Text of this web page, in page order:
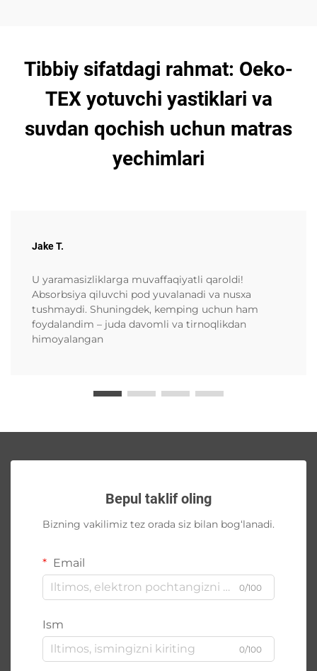
Tibbiy sifatdagi rahmat: Oeko-
TEX yotuvchi yastiklari va
suvdan qochish uchun matras
yechimlari
Jake T.
U yaramasizliklarga muvaffaqiyatli qaroldi!
Absorbsiya qiluvchi pod yuvalanadi va nusxa
tushmaydi. Shuningdek, kemping uchun ham
foydalandim – juda davomli va tirnoqlikdan
himoyalangan
Bepul taklif oling
Bizning vakilimiz tez orada siz bilan bog‘lanadi.
Email
0/100
Ism
0/100